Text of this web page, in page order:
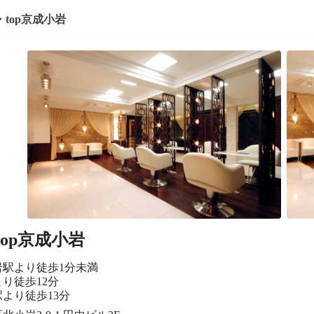
top京成小岩
京成小岩
より徒歩1分未満
徒歩12分
り徒歩13分